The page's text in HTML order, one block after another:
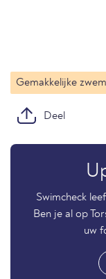
Gemakkelijke
Deel
Swimcheck
Ben je al op
uw